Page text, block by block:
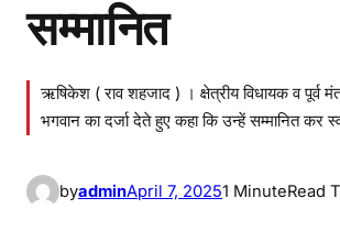
सम्मानित
ऋषिकेश ( राव शहजाद ) । क्षेत्रीय विधायक व पूर्व
भगवान का दर्जा देते हुए कहा कि उन्हें सम्मानित
byadminApril 7, 20251 MinuteRead